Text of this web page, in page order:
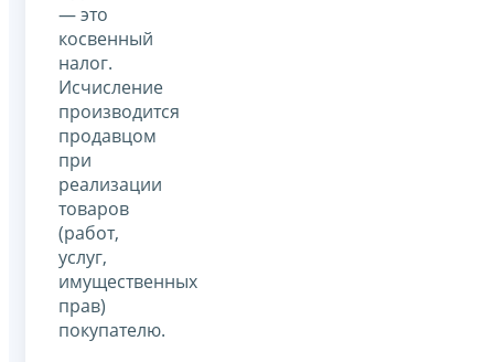
— это
косвенный
налог.
Исчисление
производится
продавцом
при
реализации
товаров
(работ,
услуг,
имущественных
прав)
покупателю.